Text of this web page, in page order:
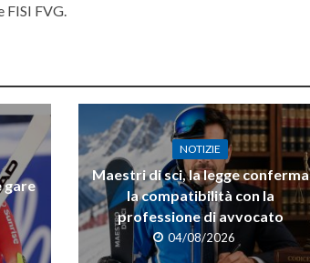
FISI FVG.
gare
NOTIZIE
Maestri di sci, la legge conferma
la compatibilità con la
professione di avvocato
04/08/2026